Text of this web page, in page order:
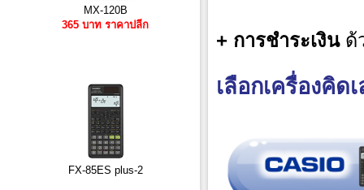
MX-120B
365 บาท ราคาปลีก
FX-85ES plus-2
+ การชำระเงินด้
เลือกเครื่องคิด